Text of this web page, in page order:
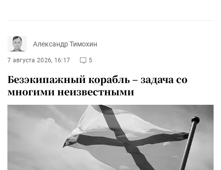
Александр Тимохин
7 августа 2026, 16:17 5
Безэкипажный корабль – задача со
многими неизвестными